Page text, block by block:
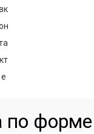
по